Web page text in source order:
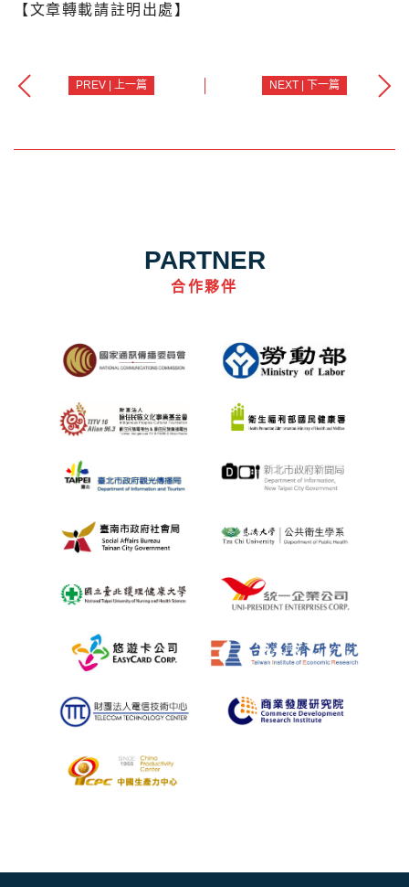
【文章轉載請註明出處】
PREV | 上一篇 NEXT | 下一篇
PARTNER
合作夥伴